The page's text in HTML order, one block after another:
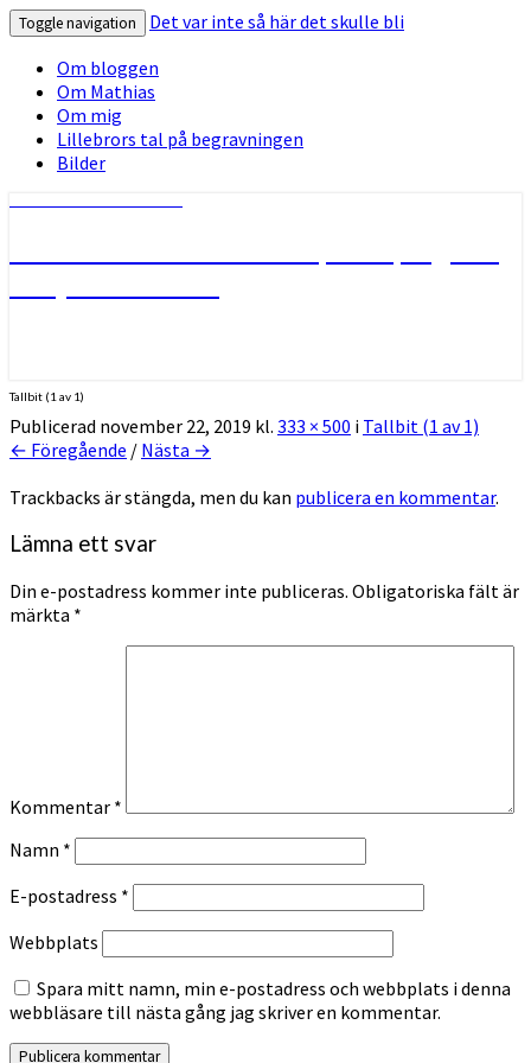
Toggle navigation
Det var inte så här det skulle bli
Om bloggen
Om Mathias
Om mig
Lillebrors tal på begravningen
Bilder
Tallbit (1 av 1)
Publicerad november 22, 2019 kl. 333 × 500 i Tallbit (1 av 1)
← Föregående / Nästa →
Trackbacks är stängda, men du kan publicera en kommentar.
Lämna ett svar
Din e-postadress kommer inte publiceras. Obligatoriska fält är
märkta *
Kommentar *
Namn *
E-postadress *
Webbplats
Spara mitt namn, min e-postadress och webbplats i denna
webbläsare till nästa gång jag skriver en kommentar.